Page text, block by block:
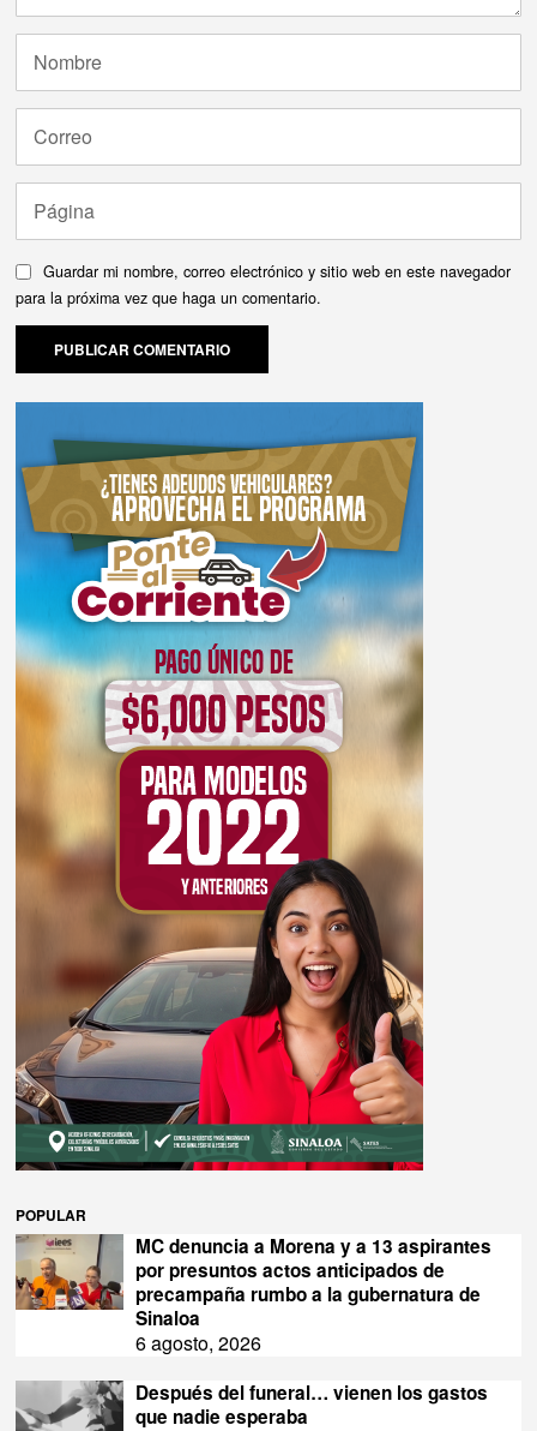
Guardar mi nombre, correo electrónico y sitio web en este navegador
para la próxima vez que haga un comentario.
POPULAR
MC denuncia a Morena y a 13 aspirantes
por presuntos actos anticipados de
precampaña rumbo a la gubernatura de
Sinaloa
6 agosto, 2026
Después del funeral… vienen los gastos
que nadie esperaba